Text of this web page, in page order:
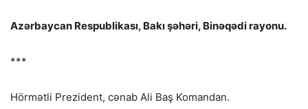
Azərbaycan Respublikası, Bakı şəhəri, Binəqədi rayonu.
***
Hörmətli Prezident, cənab Ali Baş Komandan.